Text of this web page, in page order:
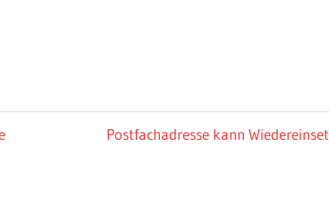
Nächster
Postfachadresse kann